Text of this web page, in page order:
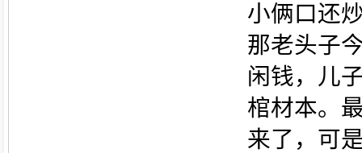
小俩口还
那老头子
闲钱，儿
棺材本。
来了，可